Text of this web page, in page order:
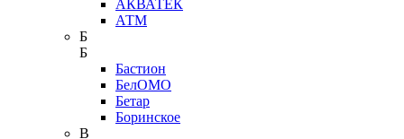
АКВАТЕК
АТМ
Б
Б
Бастион
БелОМО
Бетар
Боринское
В